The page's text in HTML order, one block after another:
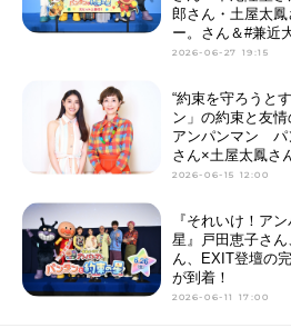
郎さん・土屋太
ー。さん＆#兼近
2026-06-27 19:15
“約束を守ろうと
ン」の約束と友
アンパンマン パ
さん×土屋太鳳さ
2026-06-15 12:00
『それいけ！ア
星』戸田恵子さ
ん、EXIT登壇の
が到着！
2026-06-11 17:00